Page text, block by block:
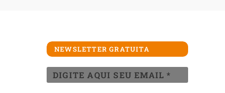
NEWSLETTER GRATUITA